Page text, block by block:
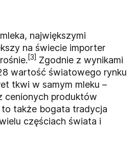
największymi
na świecie importer
[3] Zgodnie z wynikami
wartość światowego rynku
tkwi w samym mleku –
cenionych produktów
to także bogata tradycja
częściach świata i